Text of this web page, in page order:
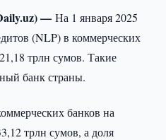
—На 1 января 2025
(NLP) в коммерческих
трлн сумов. Такие
банк страны.
банков на
трлн сумов, а доля